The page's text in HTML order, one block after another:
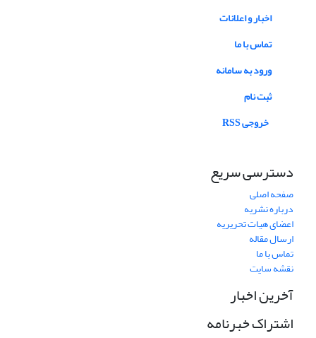
اخبار و اعلانات
تماس با ما
ورود به سامانه
ثبت نام
خروجی RSS
دسترسی سریع
صفحه اصلی
درباره نشریه
اعضای هیات تحریریه
ارسال مقاله
تماس با ما
نقشه سایت
آخرین اخبار
اشتراک خبرنامه